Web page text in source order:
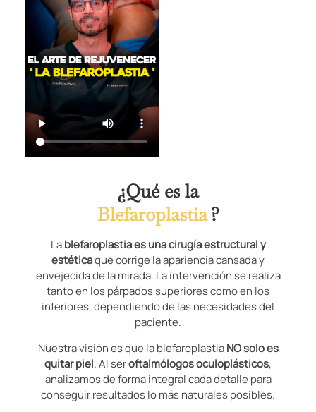
¿Qué es la
Blefaroplastia?
Lablefaroplastia es una cirugía estructural y
estéticaque corrige la apariencia cansada y
envejecida de la mirada. La intervención se realiza
tanto en los párpados superiores como en los
inferiores, dependiendo de las necesidades del
paciente.
Nuestra visión es que la blefaroplastiaNO solo es
quitar piel. Al seroftalmólogos oculoplásticos,
analizamos de forma integral cada detalle para
conseguir resultados lo más naturales posibles.